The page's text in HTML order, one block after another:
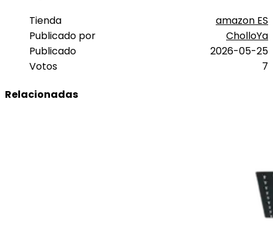
Tienda
amazon ES
Publicado por
CholloYa
Publicado
2026-05-25
Votos
7
Relacionadas